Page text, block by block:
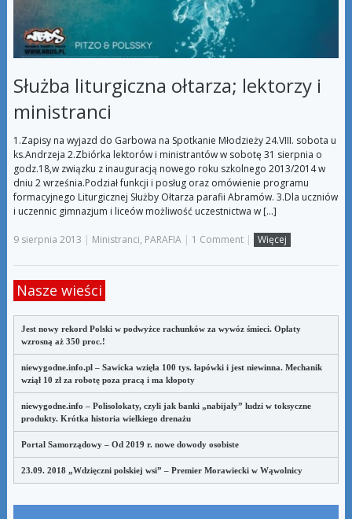
Służba liturgiczna ołtarza; lektorzy i
ministranci
1.Zapisy na wyjazd do Garbowa na Spotkanie Młodzieży 24.VIII. sobota u
ks.Andrzeja 2.Zbiórka lektorów i ministrantów w sobotę 31 sierpnia o
godz.18,w związku z inauguracją nowego roku szkolnego 2013/2014 w
dniu 2 września.Podział funkcji i posług oraz omówienie programu
formacyjnego Liturgicznej Służby Ołtarza parafii Abramów. 3.Dla uczniów
i uczennic gimnazjum i liceów możliwość uczestnictwa w […]
9 sierpnia 2013 | Ministranci, PARAFIA | 1 Comment | Więcej
Nasze wieści
Jest nowy rekord Polski w podwyżce rachunków za wywóz śmieci. Opłaty
wzrosną aż 350 proc.!
niewygodne.info.pl – Sawicka wzięła 100 tys. łapówki i jest niewinna. Mechanik
wziął 10 zł za robotę poza pracą i ma kłopoty
niewygodne.info – Polisolokaty, czyli jak banki „nabijały” ludzi w toksyczne
produkty. Krótka historia wielkiego drenażu
Portal Samorządowy – Od 2019 r. nowe dowody osobiste
23.09. 2018 „Wdzięczni polskiej wsi” – Premier Morawiecki w Wąwolnicy